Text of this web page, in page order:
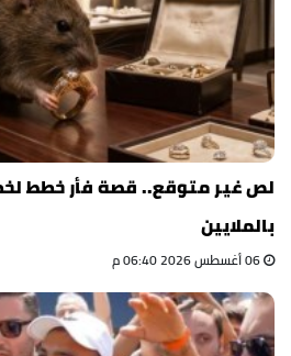
لص غير متوقع.. قصة فأر خطط
بالملايين